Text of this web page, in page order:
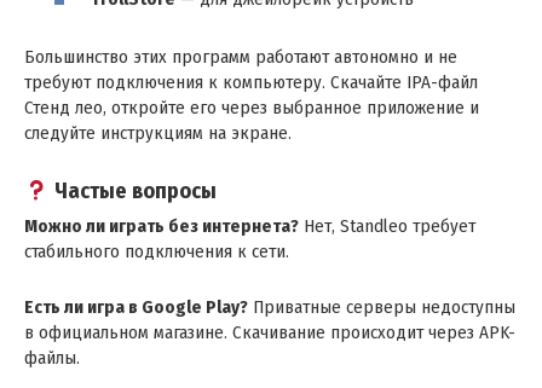
Большинство этих программ работают автономно и не
требуют подключения к компьютеру. Скачайте IPA-файл
Стенд лео, откройте его через выбранное приложение и
следуйте инструкциям на экране.
Частые вопросы
Можно ли играть без интернета? Нет, Standleo требует
стабильного подключения к сети.
Есть ли игра в Google Play? Приватные серверы недоступны
в официальном магазине. Скачивание происходит через APK-
файлы.